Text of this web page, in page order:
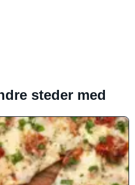
steder med